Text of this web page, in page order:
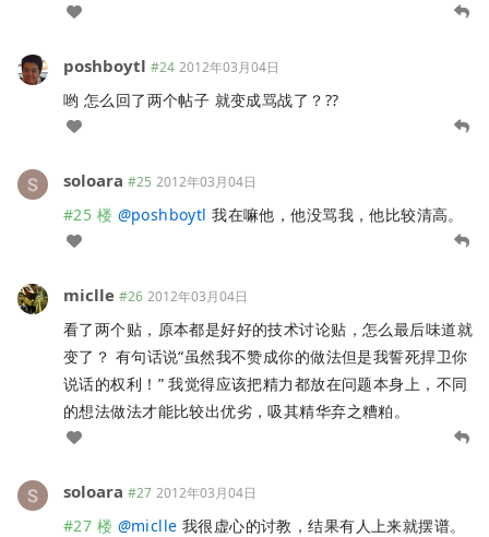
poshboytl #24 2012年03月04日
哟 怎么回了两个帖子 就变成骂战了？??
soloara #25 2012年03月04日
#25 楼 @poshboytl 我在嘛他，他没骂我，他比较清高。
miclle #26 2012年03月04日
看了两个贴，原本都是好好的技术讨论贴，怎么最后味道就
变了？ 有句话说“虽然我不赞成你的做法但是我誓死捍卫你
说话的权利！” 我觉得应该把精力都放在问题本身上，不同
的想法做法才能比较出优劣，吸其精华弃之糟粕。
soloara #27 2012年03月04日
#27 楼 @miclle 我很虚心的讨教，结果有人上来就摆谱。